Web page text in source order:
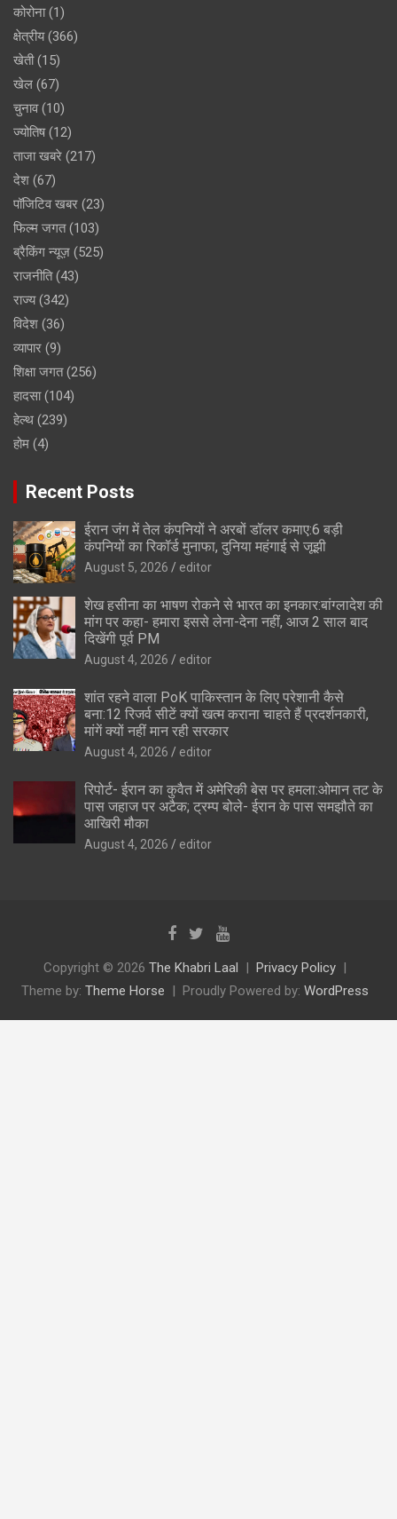
कोरोना(1)
क्षेत्रीय(366)
खेती(15)
खेल (67)
चुनाव(10)
ज्योतिष(12)
ताजा खबरे (217)
देश (67)
पॉजिटिव खबर (23)
फिल्म जगत(103)
ब्रैकिंग न्यूज़ (525)
राजनीति(43)
राज्य(342)
विदेश (36)
व्यापार (9)
शिक्षा जगत(256)
हादसा(104)
हेल्थ (239)
होम (4)
Recent Posts
ईरान जंग में तेल कंपनियों ने अरबों डॉलर कमाए:6 बड़ी
कंपनियों का रिकॉर्ड मुनाफा, दुनिया महंगाई से जूझी
August 5, 2026 editor
शेख हसीना का भाषण रोकने से भारत का इनकार:बांग्लादेश की
मांग पर कहा- हमारा इससे लेना-देना नहीं, आज 2 साल बाद
दिखेंगी पूर्व PM
August 4, 2026 editor
शांत रहने वाला PoK पाकिस्तान के लिए परेशानी कैसे
बना:12 रिजर्व सीटें क्यों खत्म कराना चाहते हैं प्रदर्शनकारी,
मांगें क्यों नहीं मान रही सरकार
August 4, 2026 editor
रिपोर्ट- ईरान का कुवैत में अमेरिकी बेस पर हमला:ओमान तट के
पास जहाज पर अटैक; ट्रम्प बोले- ईरान के पास समझौते का
आखिरी मौका
August 4, 2026 editor
Copyright © 2026 The Khabri Laal
Privacy Policy
Theme by: Theme Horse Proudly Powered by: WordPress